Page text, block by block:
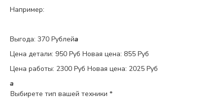
Например:
Выгода: 370 Рублейa
Цена детали: 950 Руб Новая цена: 855 Руб
Цена работы: 2300 Руб Новая цена: 2025 Руб
a
Выбирете тип вашей техники *